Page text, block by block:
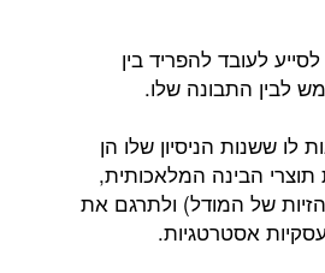
לעובד להפריד בין
לבין התבונה שלו.
לו ששנות הניסיון שלו הן
הבינה המלאכותית,
של המודל) ולתרגם את
אסטרטגיות.